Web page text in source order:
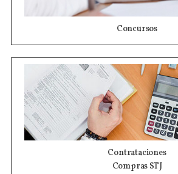
Concursos
Contrataciones
Compras STJ